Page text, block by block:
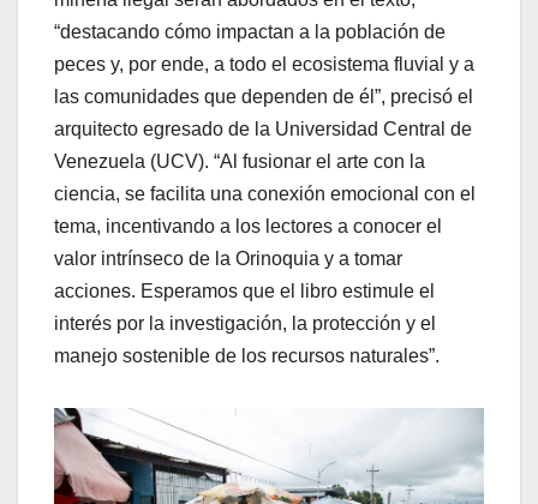
“destacando cómo impactan a la población de
peces y, por ende, a todo el ecosistema fluvial y a
las comunidades que dependen de él”, precisó el
arquitecto egresado de la Universidad Central de
Venezuela (UCV). “Al fusionar el arte con la
ciencia, se facilita una conexión emocional con el
tema, incentivando a los lectores a conocer el
valor intrínseco de la Orinoquia y a tomar
acciones. Esperamos que el libro estimule el
interés por la investigación, la protección y el
manejo sostenible de los recursos naturales”.